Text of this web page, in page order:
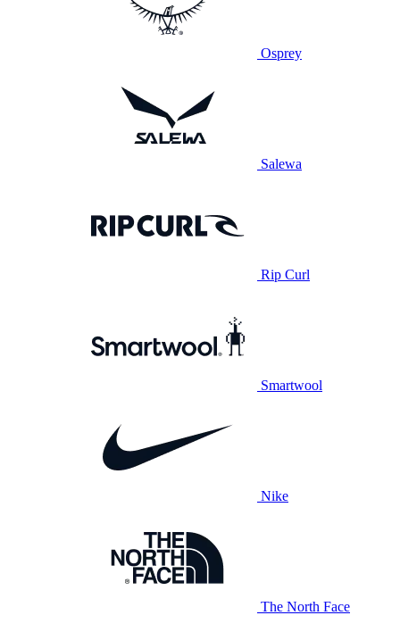
Osprey
Salewa
Rip Curl
Smartwool
Nike
The North Face